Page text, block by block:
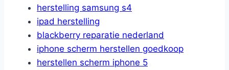
herstelling samsung s4
ipad herstelling
blackberry reparatie nederland
iphone scherm herstellen goedkoop
herstellen scherm iphone 5